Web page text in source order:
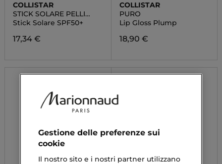
COLLISTAR
STICK SOLARE PELLI
IPERSENSIBILI
Stick Solare SPF50+
17,34 €
COLLISTAR
PURO
Lip Gloss Plump
18,90 €
Gestione delle preferenze sui
cookie
Il nostro sito e i nostri partner utilizzano